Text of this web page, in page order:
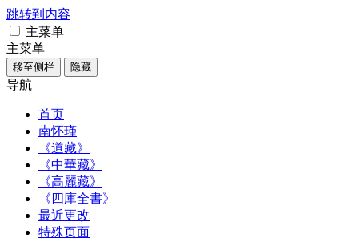
跳转到内容
主菜单
主菜单
移至侧栏 隐藏
导航
首页
南怀瑾
《道藏》
《中華藏》
《高麗藏》
《四庫全書》
最近更改
特殊页面